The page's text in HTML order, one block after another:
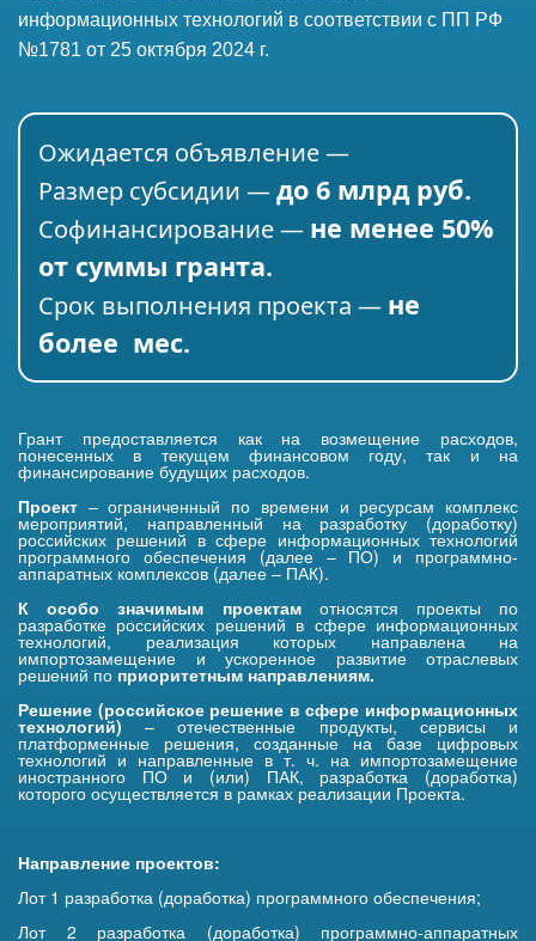
информационных технологий в соответствии с ПП РФ
№1781 от 25 октября 2024 г.
Ожидается объявление —
Размер субсидии —до 6 млрд руб.
Софинансирование — не менее 50%
от суммы гранта.
Срок выполнения проекта — не
более мес.
Грант предоставляется как на возмещение расходов,
понесенных в текущем финансовом году, так и на
финансирование будущих расходов.
Проект – ограниченный по времени и ресурсам комплекс
мероприятий, направленный на разработку (доработку)
российских решений в сфере информационных технологий
программного обеспечения (далее – ПО) и программно-
аппаратных комплексов (далее – ПАК).
К особо значимым проектамотносятся проекты по
разработке российских решений в сфере информационных
технологий, реализация которых направлена на
импортозамещение и ускоренное развитие отраслевых
решений по приоритетным направлениям.
Решение (российское решение в сфере информационных
технологий) – отечественные продукты, сервисы и
платформенные решения, созданные на базе цифровых
технологий и направленные в т. ч. на импортозамещение
иностранного ПО и (или) ПАК, разработка (доработка)
которого осуществляется в рамках реализации Проекта.
Направление проектов:
Лот 1 разработка (доработка) программного обеспечения;
Лот 2 разработка (доработка) программно-аппаратных